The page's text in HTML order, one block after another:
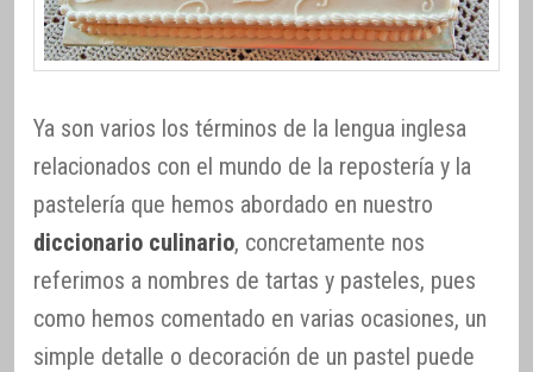
Ya son varios los términos de la lengua inglesa
relacionados con el mundo de la repostería y la
pastelería que hemos abordado en nuestro
diccionario culinario, concretamente nos
referimos a nombres de tartas y pasteles, pues
como hemos comentado en varias ocasiones, un
simple detalle o decoración de un pastel puede